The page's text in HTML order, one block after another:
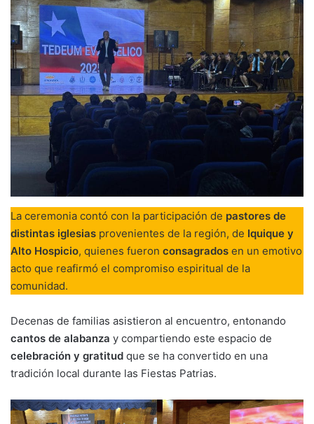
La ceremonia contó con la participación de pastores de
distintas iglesias provenientes de la región, de Iquique y
Alto Hospicio, quienes fueron consagrados en un emotivo
acto que reafirmó el compromiso espiritual de la
comunidad.
Decenas de familias asistieron al encuentro, entonando
cantos de alabanza y compartiendo este espacio de
celebración y gratitud que se ha convertido en una
tradición local durante las Fiestas Patrias.